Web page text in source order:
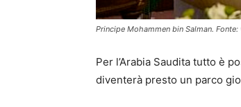
Principe Mohammen bin Salman.
Per l’Arabia Saudita tutto è
diventerà presto un parco